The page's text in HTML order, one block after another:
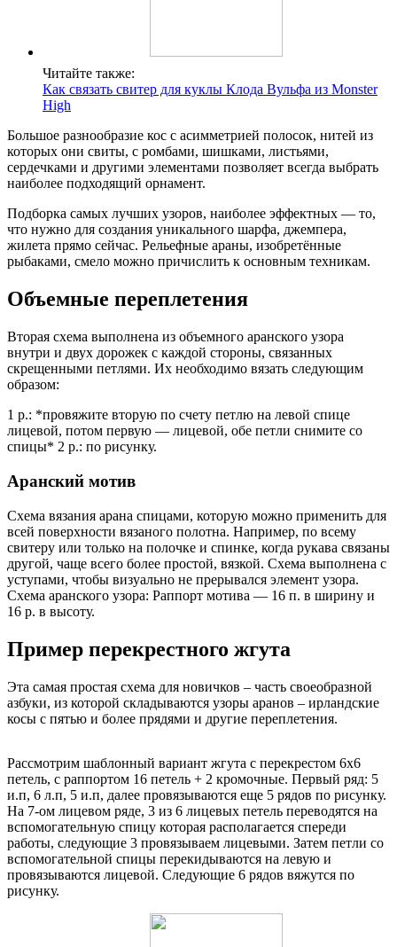
Читайте также:
Как связать свитер для куклы Клода Вульфа из Monster
High
Большое разнообразие кос с асимметрией полосок, нитей из
которых они свиты, с ромбами, шишками, листьями,
сердечками и другими элементами позволяет всегда выбрать
наиболее подходящий орнамент.
Подборка самых лучших узоров, наиболее эффектных — то,
что нужно для создания уникального шарфа, джемпера,
жилета прямо сейчас. Рельефные араны, изобретённые
рыбаками, смело можно причислить к основным техникам.
Объемные переплетения
Вторая схема выполнена из объемного аранского узора
внутри и двух дорожек с каждой стороны, связанных
скрещенными петлями. Их необходимо вязать следующим
образом:
1 р.: *провяжите вторую по счету петлю на левой спице
лицевой, потом первую — лицевой, обе петли снимите со
спицы* 2 р.: по рисунку.
Аранский мотив
Схема вязания арана спицами, которую можно применить для
всей поверхности вязаного полотна. Например, по всему
свитеру или только на полочке и спинке, когда рукава связаны
другой, чаще всего более простой, вязкой. Схема выполнена с
уступами, чтобы визуально не прерывался элемент узора.
Схема аранского узора: Раппорт мотива — 16 п. в ширину и
16 р. в высоту.
Пример перекрестного жгута
Эта самая простая схема для новичков – часть своеобразной
азбуки, из которой складываются узоры аранов – ирландские
косы с пятью и более прядями и другие переплетения.
Рассмотрим шаблонный вариант жгута с перекрестом 6х6
петель, с раппортом 16 петель + 2 кромочные. Первый ряд: 5
и.п, 6 л.п, 5 и.п, далее провязываются еще 5 рядов по рисунку.
На 7-ом лицевом ряде, 3 из 6 лицевых петель переводятся на
вспомогательную спицу которая располагается спереди
работы, следующие 3 провязываем лицевыми. Затем петли со
вспомогательной спицы перекидываются на левую и
провязываются лицевой. Следующие 6 рядов вяжутся по
рисунку.